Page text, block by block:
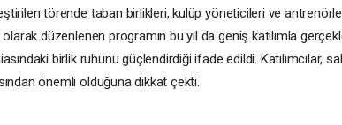
törende taban birlikleri, kulüp yöneticileri ve
düzenlenen programın bu yıl da geniş katılımla
birlik ruhunu güçlendirdiği ifade edildi. Katılımcılar,
önemli olduğuna dikkat çekti.